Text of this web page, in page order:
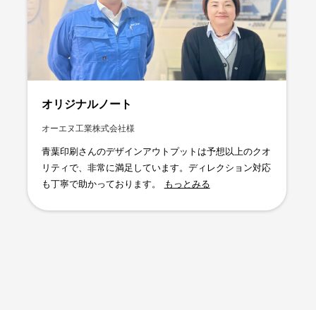
オリジナルノート
オーエヌ工業株式会社様
青葉印刷さんのデザインアウトプットは予想以上のクオ
リティで、非常に満足しています。ディレクション対応
も丁寧で助かっております。
もっとみる